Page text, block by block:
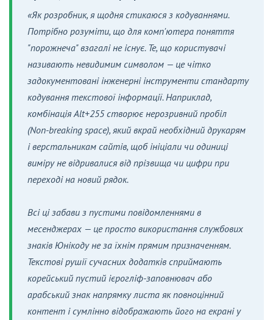
«Як розробник, я щодня стикаюся з кодуваннями.
Потрібно розуміти, що для комп'ютера поняття
"порожнеча" взагалі не існує. Те, що користувачі
називають невидимим символом — це чітко
задокументовані інженерні інструменти стандарту
кодування текстової інформації. Наприклад,
комбінація Alt+255 створює нерозривний пробіл
(Non-breaking space), який вкрай необхідний друкарям
і верстальникам сайтів, щоб ініціали чи одиниці
виміру не відривалися від прізвища чи цифри при
переході на новий рядок.
Всі ці забави з пустими повідомленнями в
месенджерах — це просто використання службових
знаків Юнікоду не за їхнім прямим призначенням.
Текстові рушії сучасних додатків сприймають
корейський пустий ієрогліф-заповнювач або
арабський знак напрямку листа як повноцінний
контент і сумлінно відображають його на екрані у